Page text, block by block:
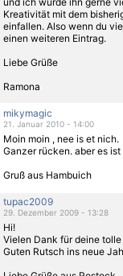
Kreativität mit dem
einfallen. Also wenn du
einen weiteren Eintrag.
Liebe Grüße
Ramona
mikymagic
21. Januar 2010 - 14:00
Moin moin , nee is et nich.
Ganzer rücken. aber es
Gruß aus Hambuich
tupac2009
29. Dezember 2009 - 13:28
Hi!
Vielen Dank für deine
Guten Rutsch ins neue